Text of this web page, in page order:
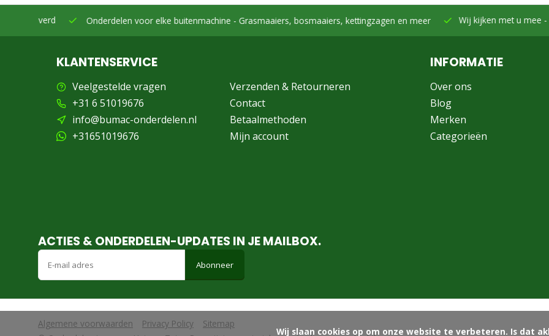
Onderdelen voor elke buitenmachine -Grasmaaiers, bosmaaiers, kettingzagen en meer Wij kijken met u mee -
KLANTENSERVICE
Veelgestelde vragen
+31 6 51019676
info@bumac-onderdelen.nl
+31651019676
Verzenden & Retourneren
Contact
Betaalmethoden
Mijn account
INFORMATIE
Over ons
Blog
Merken
Categorieën
ACTIES & ONDERDELEN-UPDATES IN JE MAILBOX.
Abonneer
Algemene voorwaarden Privacy Policy
Sitemap